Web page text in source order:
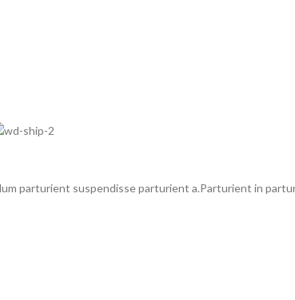
parturient suspendisse parturient a.Parturient in